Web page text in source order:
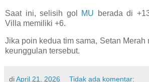
Saat ini, selisih gol MU berada di
Villa memiliki +6.
Jika poin kedua tim sama, Setan Merah
keunggulan tersebut.
diApril 21, 2026 Tidak ada komentar: